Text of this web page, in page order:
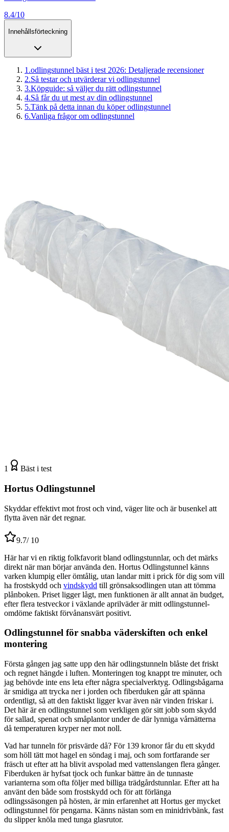
8.4/10
Innehållsförteckning
1 .odlingstunnel bäst i test 2026: Detaljerade recensioner
2.Så testar och utvärderar vi odlingstunnel
3.Köpguide: så väljer du rätt odlingstunnel
4.Så får du ut mest av din odlingstunnel
5.Tänk på detta innan du köper odlingstunnel
6.Vanliga frågor om odlingstunnel
1 Bäst i test
Hortus Odlingstunnel
Skyddar effektivt mot frost och vind, väger lite och är busenkel att
flytta även när det regnar.
9.7/ 10
Här har vi en riktig folkfavorit bland odlingstunnlar, och det märks
direkt när man börjar använda den. Hortus Odlingstunnel känns
varken klumpig eller ömtålig, utan landar mitt i prick för dig som vill
ha frostskydd och vindskydd till grönsaksodlingen utan att tömma
plånboken. Priset ligger lågt, men funktionen är allt annat än budget,
efter flera testveckor i växlande aprilväder är mitt odlingstunnel-
omdöme faktiskt förvånansvärt positivt.
Odlingstunnel för snabba väderskiften och enkel
montering
Första gången jag satte upp den här odlingstunneln blåste det friskt
och regnet hängde i luften. Monteringen tog knappt tre minuter, och
jag behövde inte ens leta efter några specialverktyg. Odlingsbågarna
är smidiga att trycka ner i jorden och fiberduken går att spänna
ordentligt, så att den faktiskt ligger kvar även när vinden friskar i.
Det här är en odlingstunnel som verkligen gör sitt jobb som skydd
för sallad, spenat och småplantor under de där lynniga vårnätterna
då temperaturen kryper ner mot noll.
Vad har tunneln för prisvärde då? För 139 kronor får du ett skydd
som höll tätt mot hagel en söndag i maj, och som fortfarande ser
fräsch ut efter att ha blivit avspolad med vattenslangen flera gånger.
Fiberduken är hyfsat tjock och funkar bättre än de tunnaste
varianterna som ofta följer med billiga trädgårdstunnlar. Efter att ha
använt den både som frostskydd och för att förlänga
odlingssäsongen på hösten, är min erfarenhet att Hortus ger mycket
odlingstunnel för pengarna. Känns nästan som en minidrivbänk, fast
du slipper knöla med tunga glasrutor.